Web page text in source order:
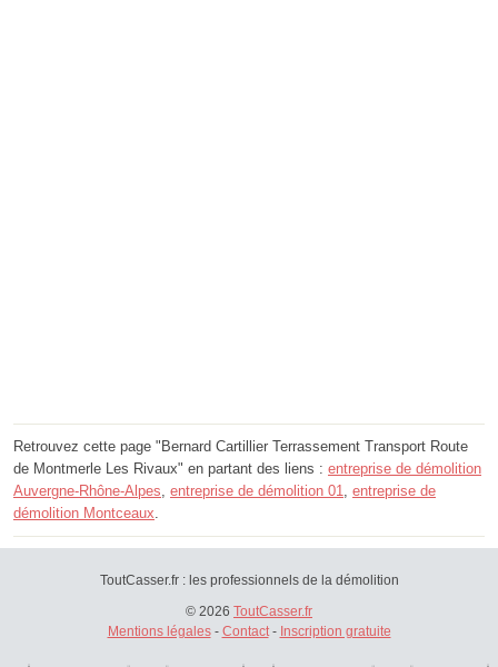
Retrouvez cette page "Bernard Cartillier Terrassement Transport Route
de Montmerle Les Rivaux" en partant des liens : entreprise de démolition
Auvergne-Rhône-Alpes, entreprise de démolition 01, entreprise de
démolition Montceaux.
ToutCasser.fr : les professionnels de la démolition
© 2026 ToutCasser.fr
Mentions légales- Contact- Inscription gratuite